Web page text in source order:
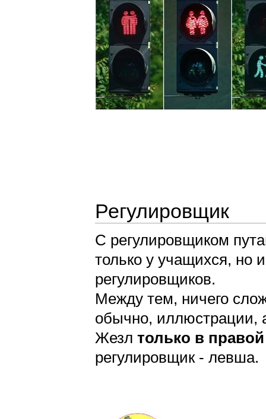
Регулировщик
С регулировщиком
только у учащихся, но
регулировщиков.
Между тем, ничего
обычно, иллюстрации,
Жезл только в правой
регулировщик - левша.